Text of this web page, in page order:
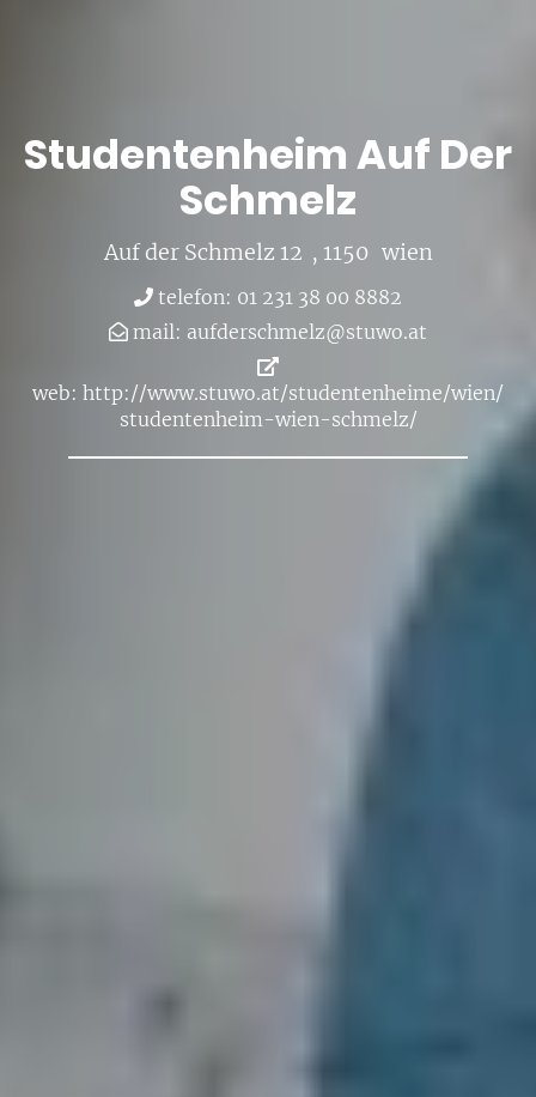
Stu­den­ten­heim Auf Der
Schmelz
Auf der Schmelz 12 , 1150 wien
te­le­fon: 01 231 38 00 8882
mail: auf­der­schmelz@​stuwo.​at
web: http://​www.​stuwo.​at/​stu​dent​enhe​ime/​wien/​
stu​dent​enhe​im-​wien-​schmelz/